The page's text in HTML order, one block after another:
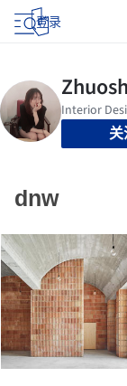
登录
关
dnw